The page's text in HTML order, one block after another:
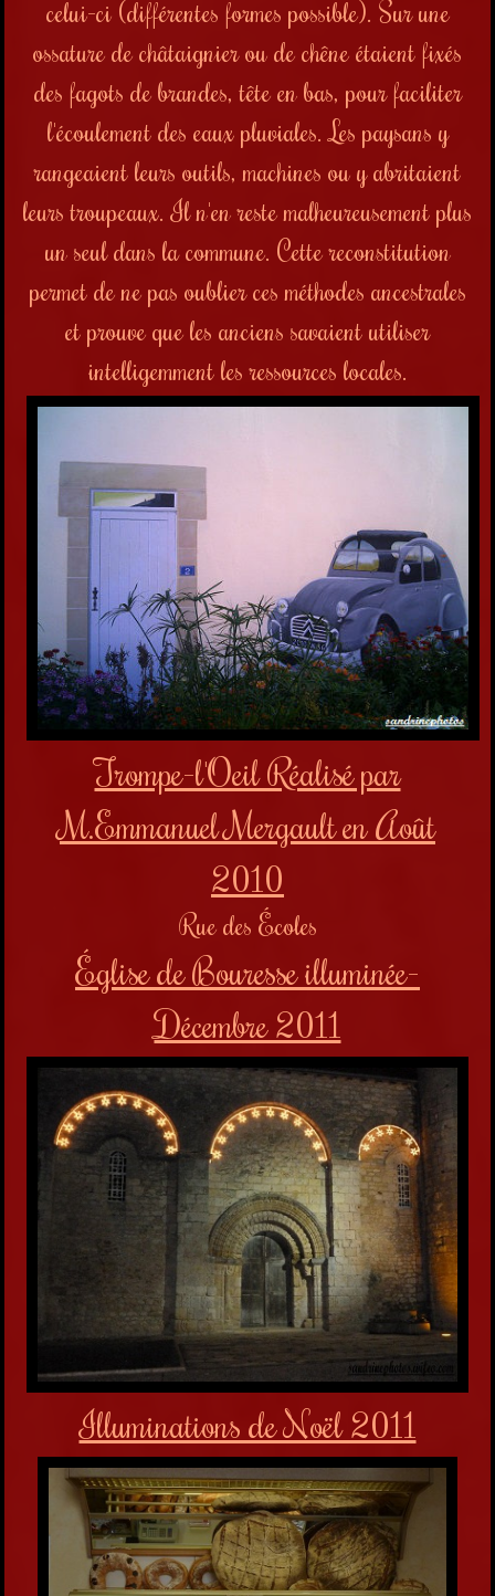
celui-ci (différentes formes possible). Sur une
ossature de châtaignier ou de chêne étaient fixés
des fagots de brandes, tête en bas, pour faciliter
l'écoulement des eaux pluviales. Les paysans y
rangeaient leurs outils, machines ou y abritaient
leurs troupeaux. Il n'en restemalheureusementplus
un seul dans la commune. Cette reconstitution
permet de ne pas oublier ces méthodes ancestrales
et prouve que les anciens savaient utiliser
intelligemment les ressources locales.
Trompe-l'Oeil Réalisé par
M.Emmanuel Mergault en Août
2010
Rue des Écoles
Église de Bouresse illuminée-
Décembre 2011
Illuminations de Noël 2011